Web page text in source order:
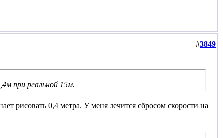
#3849
при реальной 15м.
рисовать 0,4 метра. У меня лечится сбросом скорости на